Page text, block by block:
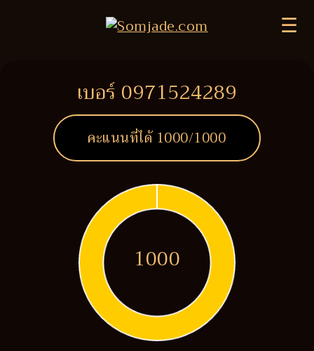
☰
เบอร์ 0971524289
คะแนนที่ได้ 1000/1000
1000